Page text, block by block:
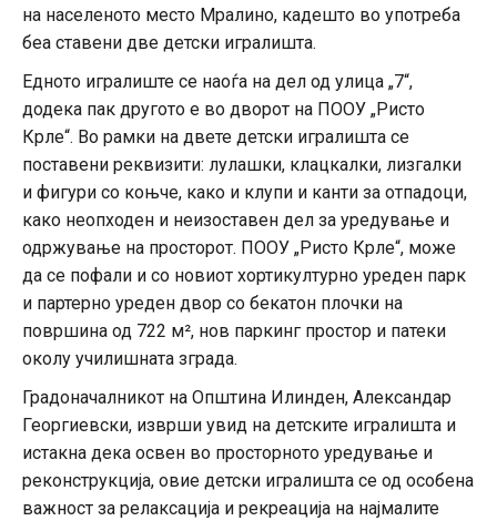
на населеното место Мралино, кадешто во употреба
беа ставени две детски игралишта.
Едното игралиште се наоѓа на дел од улица „7“,
додека пак другото е во дворот на ПООУ „Ристо
Крле“. Во рамки на двете детски игралишта се
поставени реквизити: лулашки, клацкалки, лизгалки
и фигури со коњче, како и клупи и канти за отпадоци,
како неопходен и неизоставен дел за уредување и
одржување на просторот. ПООУ „Ристо Крле“, може
да се пофали и со новиот хортикултурно уреден парк
и партерно уреден двор со бекатон плочки на
површина од 722 м², нов паркинг простор и патеки
околу училишната зграда.
Градоначалникот на Општина Илинден, Александар
Георгиевски, изврши увид на детските игралишта и
истакна дека освен во просторното уредување и
реконструкција, овие детски игралишта се од особена
важност за релаксација и рекреација на најмалите